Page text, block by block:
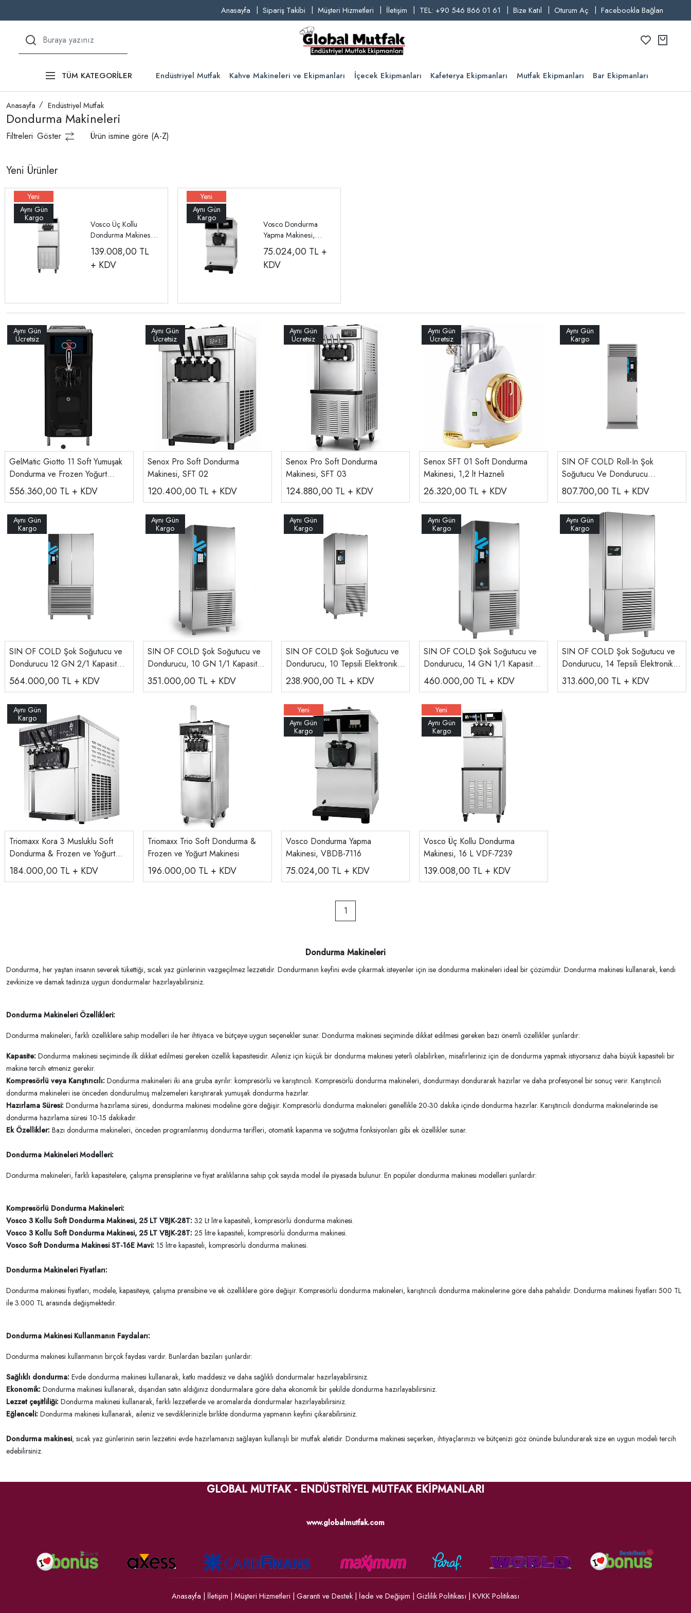
Anasayfa Sipariş Takibi Müşteri Hizmetleri İletişim TEL: +90 546 866 01 61 Bize Katıl Oturum Aç Facebookla Bağlan
TÜM KATEGORİLER Endüstriyel Mutfak Kahve Makineleri ve Ekipmanları İçecek Ekipmanları Kafeterya Ekipmanları Mutfak Ekipmanları Bar Ekipmanları
Anasayfa Endüstriyel Mutfak
Dondurma Makineleri
Filtreleri Göster Ürün ismine göre (A-Z)
Yeni Ürünler
Vosco Üç Kollu
Dondurma Makinesi,
16 L VDF-7239
139.008,00 TL
+ KDV
Vosco Dondurma
Yapma Makinesi,
VBDB-7116
75.024,00 TL +
KDV
GelMatic Giotto 11 Soft Yumuşak
Dondurma ve Frozen Yoğurt
Makinesi
556.360,00 TL + KDV
Senox Pro Soft Dondurma
Makinesi, SFT 02
120.400,00 TL + KDV
Senox Pro Soft Dondurma
Makinesi, SFT 03
124.880,00 TL + KDV
Senox SFT 01 Soft Dondurma
Makinesi, 1,2 lt Hazneli
26.320,00 TL + KDV
SIN OF COLD Roll-In Şok
Soğutucu Ve Dondurucu
Dokunmatik Kontrol, FT20.80
807.700,00 TL + KDV
SIN OF COLD Şok Soğutucu ve
Dondurucu 12 GN 2/1 Kapasiteli,
Dokunmatik FTW12.50
564.000,00 TL + KDV
SIN OF COLD Şok Soğutucu ve
Dondurucu, 10 GN 1/1 Kapasiteli
,Dokunmatik FT10.40
351.000,00 TL + KDV
SIN OF COLD Şok Soğutucu ve
Dondurucu, 10 Tepsili Elektronik
Kontrollü MXE10.35
238.900,00 TL + KDV
SIN OF COLD Şok Soğutucu ve
Dondurucu, 14 GN 1/1 Kapasiteli
,Dokunmatik FT14.50
460.000,00 TL + KDV
SIN OF COLD Şok Soğutucu ve
Dondurucu, 14 Tepsili Elektronik
Kontrollü MXE14.40
313.600,00 TL + KDV
Triomaxx Kora 3 Musluklu Soft
Dondurma & Frozen ve Yoğurt
Makinası
184.000,00 TL + KDV
Triomaxx Trio Soft Dondurma &
Frozen ve Yoğurt Makinesi
196.000,00 TL + KDV
Vosco Dondurma Yapma
Makinesi, VBDB-7116
75.024,00 TL + KDV
Vosco Üç Kollu Dondurma
Makinesi, 16 L VDF-7239
139.008,00 TL + KDV
1
Dondurma Makineleri
Dondurma, her yaştan insanın severek tükettiği, sıcak yaz günlerinin vazgeçilmez lezzetidir. Dondurmanın keyfini evde çıkarmak isteyenler için ise dondurma makineleri ideal bir çözümdür. Dondurma makinesi kullanarak, kendi
zevkinize ve damak tadınıza uygun dondurmalar hazırlayabilirsiniz.
Dondurma Makineleri Özellikleri:
Dondurma makineleri, farklı özelliklere sahip modelleri ile her ihtiyaca ve bütçeye uygun seçenekler sunar. Dondurma makinesi seçiminde dikkat edilmesi gereken bazı önemli özellikler şunlardır:
Kapasite: Dondurma makinesi seçiminde ilk dikkat edilmesi gereken özellik kapasitesidir. Aileniz için küçük bir dondurma makinesi yeterli olabilirken, misafirleriniz için de dondurma yapmak istiyorsanız daha büyük kapasiteli bir
makine tercih etmeniz gerekir.
Kompresörlü veya Karıştırıcılı: Dondurma makineleri iki ana gruba ayrılır: kompresörlü ve karıştırıcılı. Kompresörlü dondurma makineleri, dondurmayı dondurarak hazırlar ve daha profesyonel bir sonuç verir. Karıştırıcılı
dondurma makineleri ise önceden dondurulmuş malzemeleri karıştırarak yumuşak dondurma hazırlar.
Hazırlama Süresi: Dondurma hazırlama süresi, dondurma makinesi modeline göre değişir. Kompresörlü dondurma makineleri genellikle 20-30 dakika içinde dondurma hazırlar. Karıştırıcılı dondurma makinelerinde ise
dondurma hazırlama süresi 10-15 dakikadır.
Ek Özellikler: Bazı dondurma makineleri, önceden programlanmış dondurma tarifleri, otomatik kapanma ve soğutma fonksiyonları gibi ek özellikler sunar.
Dondurma Makineleri Modelleri:
Dondurma makineleri, farklı kapasitelere, çalışma prensiplerine ve fiyat aralıklarına sahip çok sayıda model ile piyasada bulunur. En popüler dondurma makinesi modelleri şunlardır:
Kompresörlü Dondurma Makineleri:
Vosco 3 Kollu Soft Dondurma Makinesi, 25 LT VBJK-28T: 32 Lt litre kapasiteli, kompresörlü dondurma makinesi.
Vosco 3 Kollu Soft Dondurma Makinesi, 25 LT VBJK-28T: 25 litre kapasiteli, kompresörlü dondurma makinesi.
Vosco Soft Dondurma Makinesi ST-16E Mavi: 15 litre kapasiteli, kompresörlü dondurma makinesi.
Dondurma Makineleri Fiyatları:
Dondurma makinesi fiyatları, modele, kapasiteye, çalışma prensibine ve ek özelliklere göre değişir. Kompresörlü dondurma makineleri, karıştırıcılı dondurma makinelerine göre daha pahalıdır. Dondurma makinesi fiyatları 500 TL
ile 3.000 TL arasında değişmektedir.
Dondurma Makinesi Kullanmanın Faydaları:
Dondurma makinesi kullanmanın birçok faydası vardır. Bunlardan bazıları şunlardır:
Sağlıklı dondurma: Evde dondurma makinesi kullanarak, katkı maddesiz ve daha sağlıklı dondurmalar hazırlayabilirsiniz.
Ekonomik: Dondurma makinesi kullanarak, dışarıdan satın aldığınız dondurmalara göre daha ekonomik bir şekilde dondurma hazırlayabilirsiniz.
Lezzet çeşitliliği: Dondurma makinesi kullanarak, farklı lezzetlerde ve aromalarda dondurmalar hazırlayabilirsiniz.
Eğlenceli: Dondurma makinesi kullanarak, aileniz ve sevdiklerinizle birlikte dondurma yapmanın keyfini çıkarabilirsiniz.
Dondurma makinesi, sıcak yaz günlerinin serin lezzetini evde hazırlamanızı sağlayan kullanışlı bir mutfak aletidir. Dondurma makinesi seçerken, ihtiyaçlarınızı ve bütçenizi göz önünde bulundurarak size en uygun modeli tercih
edebilirsiniz.
GLOBAL MUTFAK - ENDÜSTRİYEL MUTFAK EKİPMANLARI
www.globalmutfak.com
Anasayfa | İletişim | Müşteri Hizmetleri | Garanti ve Destek | İade ve Değişim | Gizlilik Politikası | KVKK Politikası